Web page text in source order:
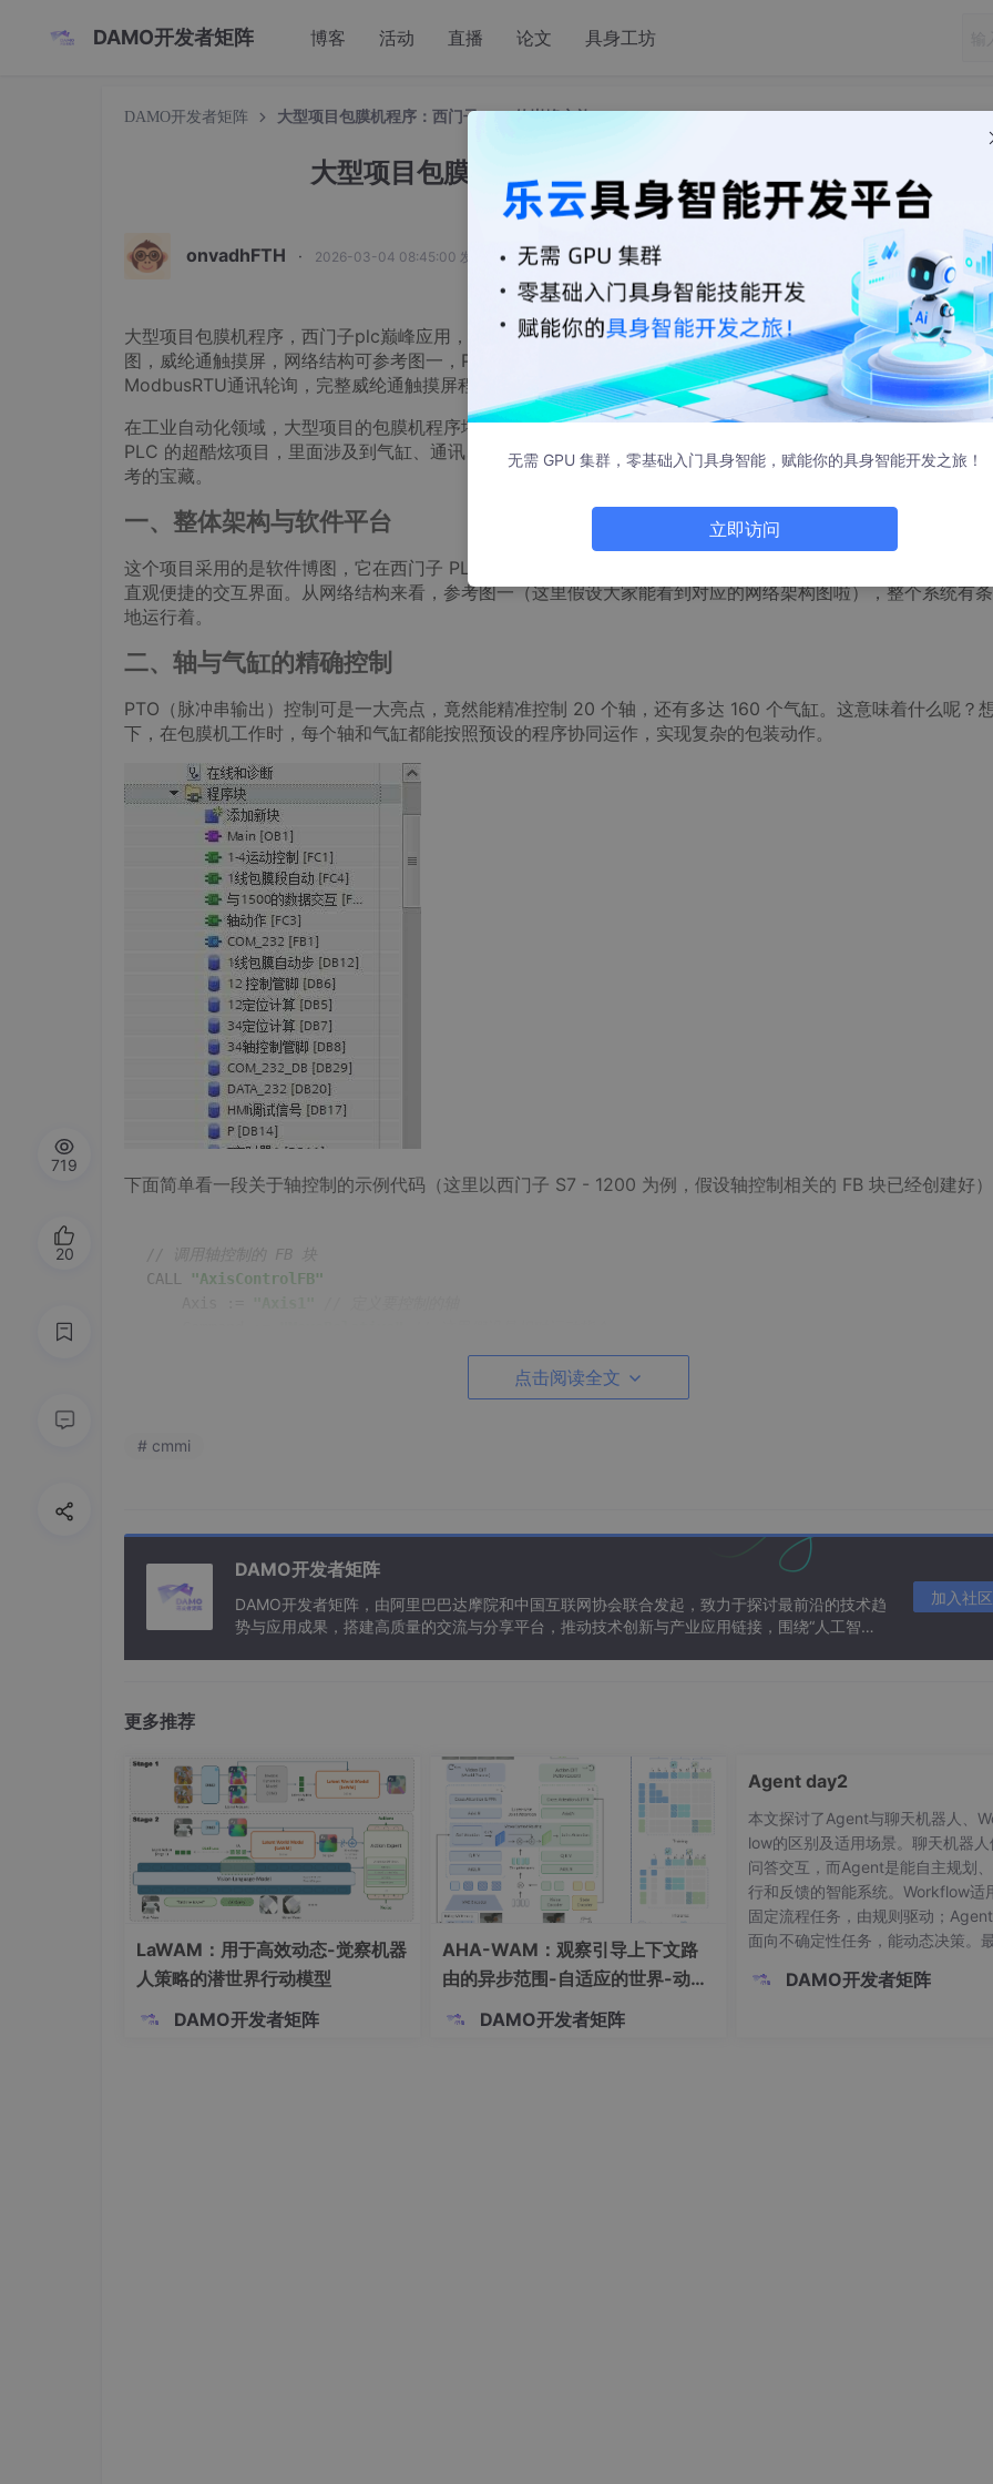
DAMO开发者矩阵 博客 活动 直播 论文 具身工坊
DAMO开发者矩阵 大型项目包膜机程序：西门子PLC 的巅峰之旅
大型项目包膜机程序：西门子PLC 的巅峰之旅
onvadhFTH · 2026-03-04 08:45:00 发布
大型项目包膜机程序，西门子plc巅峰应用，气缸，通讯，机械手，模拟量等，各种FB块，可用来参考和学习
图，威纶通触摸屏，网络结构可参考图一，PTO控制20个轴，160个气缸，控制2台机器人。 5台PLC智能IO通
ModbusRTU通讯轮询，完整威纶通触摸屏程序！
在工业自动化领域，大型项目的包膜机程序堪称是技术融合与创新的典范。今天就来和大家分享一下这个基于
PLC 的超酷炫项目，里面涉及到气缸、通讯、机械手、模拟量等关键元素，还有各种实用的 FB 块，绝对是学
考的宝藏。
一、整体架构与软件平台
这个项目采用的是软件博图，它在西门子 PLC 编程中可是相当强大的存在。搭配威纶通触摸屏，为操作人员提
直观便捷的交互界面。从网络结构来看，参考图一（这里假设大家能看到对应的网络架构图啦），整个系统有
地运行着。
二、轴与气缸的精确控制
PTO（脉冲串输出）控制可是一大亮点，竟然能精准控制 20 个轴，还有多达 160 个气缸。这意味着什么呢？
下，在包膜机工作时，每个轴和气缸都能按照预设的程序协同运作，实现复杂的包装动作。
下面简单看一段关于轴控制的示例代码（这里以西门子 S7 - 1200 为例，假设轴控制相关的 FB 块已经创建好）
// 调用轴控制的 FB 块
CALL
"AxisControlFB"
// 移动距离 100 个单位
在这段代码里，通过调用自定义的 “AxisControlFB” 功能块，我们向指定的轴 “Axis1” 发送相对运动指令，设定
对于气缸的控制，其实也是类似的逻辑。每个气缸都对应着 PLC 的一个输出点，通过控制这些输出点的通断，
控制气缸的伸出和缩回。比如：
// 控制气缸 1 伸出
"Q0.0" := 1
"Q0.0"
通过简单的赋值语句，就能轻松实现对气缸动作的控制。
三、机器人与多 PLC 通讯
这个项目还肩负着控制 2 台机器人的重任。机器人可是工业自动化的得力助手，它们在包膜过程中能完成一些更
杂和精细的操作。
点击阅读全文
# cmmi
DAMO开发者矩阵
DAMO开发者矩阵，由阿里巴巴达摩院和中国互联网协会联合发起，致力于探讨最前沿的技术趋
势与应用成果，搭建高质量的交流与分享平台，推动技术创新与产业应用链接，围绕“人工智能
加入社区
更多推荐
LaWAM：用于高效动态-觉察机器
人策略的潜世界行动模型
DAMO开发者矩阵
AHA-WAM：观察引导上下文路
由的异步范围-自适应的世界-动作
DAMO开发者矩阵
Agent day2
本文探讨了Agent与聊天机器人、
low的区别及适用场景。聊天机器人
问答交互，而Agent是能自主规划
行和反馈的智能系统。Workflow适
固定流程任务，由规则驱动；
面向不确定性任务，能动态决策。
程固定、需高确定性、任务简单、成
DAMO开发者矩阵
719
20
无需 GPU 集群，零基础入门具身智能，赋能你的具身智能开发之旅！
立即访问